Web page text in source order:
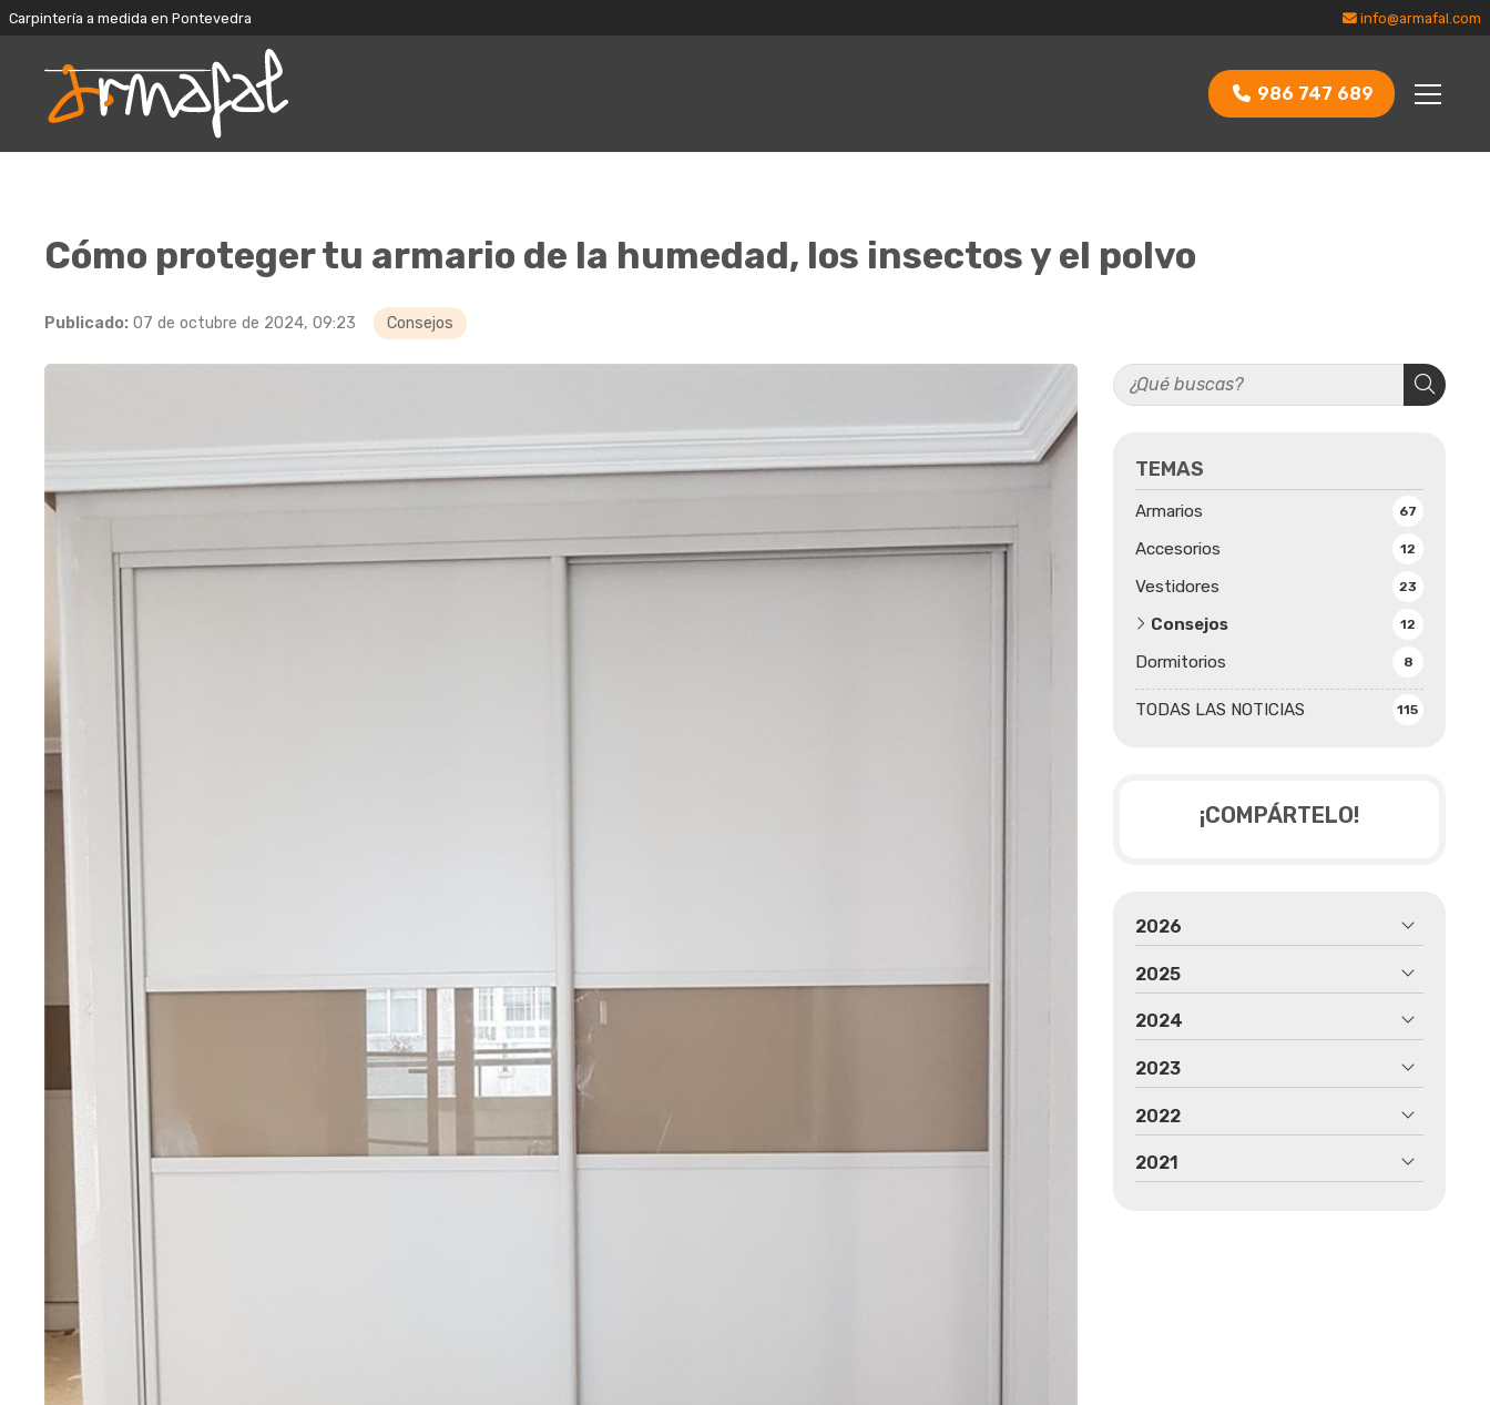
Carpintería a medida en Pontevedra info@armafal.com
986 747 689
Cómo proteger tu armario de la humedad, los insectos y el polvo
Publicado: 07 de octubre de 2024, 09:23 Consejos
TEMAS
TODAS LAS NOTICIAS 115
Armarios 67
Accesorios 12
Vestidores 23
Consejos 12
Dormitorios 8
¡COMPÁRTELO!
2026
2025
2024
2023
2022
2021